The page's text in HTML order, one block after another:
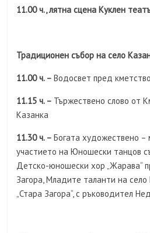
11.00 ч., лятна сцена Куклен
Традиционен събор на село
11.00 ч. –Водосвет пред
11.15 ч. – Тържествено слово от
Казанка
11.30 ч. –Богата художествено –
участието на Юношески танцов
Детско-юношески хор „Жарава“
Загора, Младите таланти на
„Стара Загора“, с ръководител